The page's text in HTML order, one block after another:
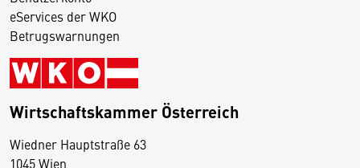
eServices der WKO
Betrugswarnungen
Wirtschaftskammer Österreich
Wiedner Hauptstraße 63
1045 Wien
D